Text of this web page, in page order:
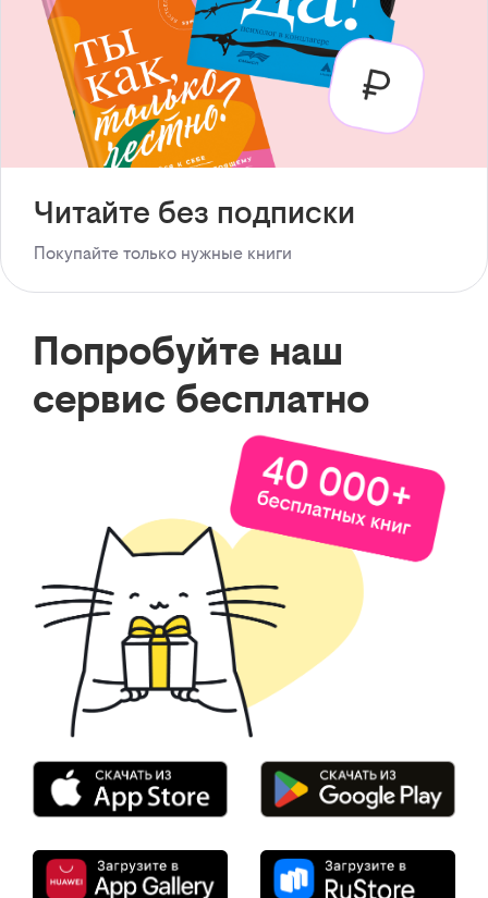
Читайте без подписки
Покупайте только нужные книги
Попробуйте наш
сервис бесплатно